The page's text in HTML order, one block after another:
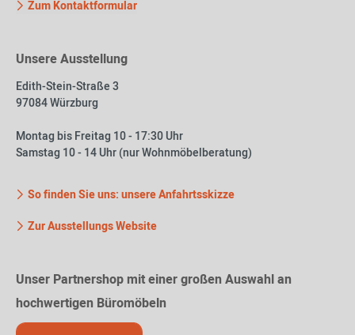
Zum Kontaktformular
Unsere Ausstellung
Edith-Stein-Straße 3
97084 Würzburg
Montag bis Freitag 10 - 17:30 Uhr
Samstag 10 - 14 Uhr (nur Wohnmöbelberatung)
So finden Sie uns: unsere Anfahrtsskizze
Zur Ausstellungs Website
Unser Partnershop mit einer großen Auswahl an
hochwertigen Büromöbeln